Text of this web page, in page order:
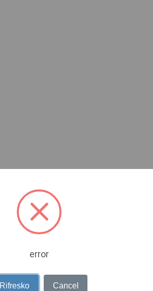
error
Rifresko Cancel